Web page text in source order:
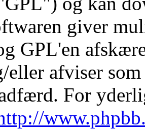
giver
GPL'en
eller afviser
For